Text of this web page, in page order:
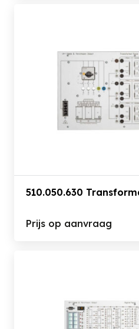
510.050.630
Prijs op aanvraag